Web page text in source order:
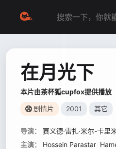
在月光下
本片由茶杯狐cupfox提供播放
剧情片 2001 其它
导演：
赛义德·雷扎·米尔-卡里
主演：
Hossein Parastar